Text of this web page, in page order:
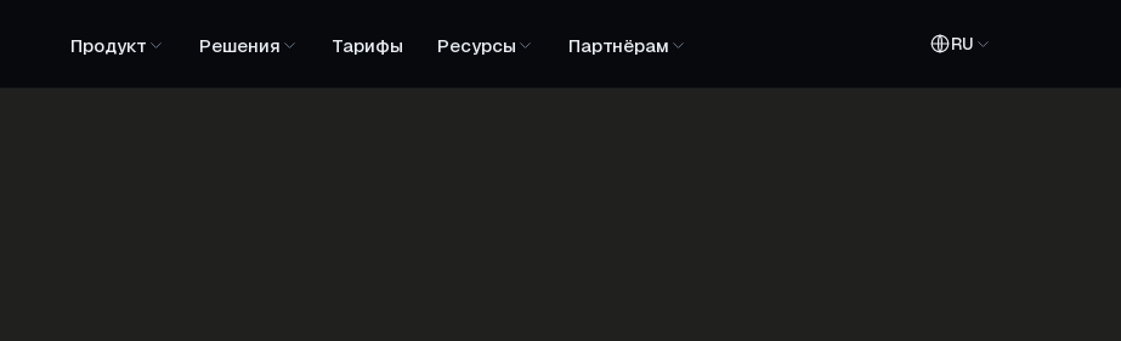
Продукт Решения Тарифы Ресурсы Партнёрам RU